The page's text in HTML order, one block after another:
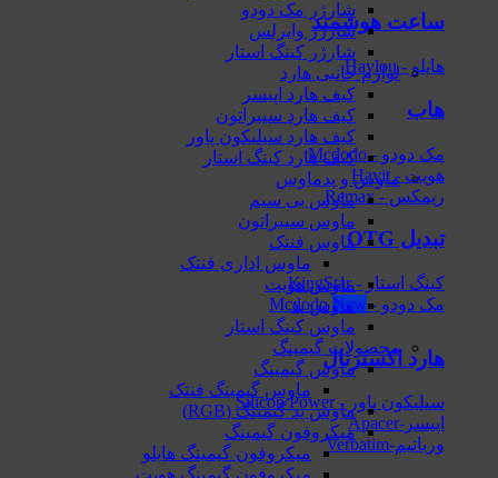
ساعت هوشمند
هایلو - Haylou
هاب
مک دودو - Mcdodo
هویت - Havit
ریمکس - Remax
تبدیل OTG
کینگ استار - KingStar
مک دودو - Mcdodo
هارد اکسترنال
سیلیکون پاور - Silicon Power
اپیسر-Apacer
ورباتیم-Verbatim
شارژر مک دودو
شارژر وایرلس
شارژر کینگ استار
لوازم جانبی هارد
کیف هارد اپیسر
کیف هارد سیبراتون
کیف هارد سیلیکون پاور
کیف هارد کینگ استار
ماوس و پدماوس
ماوس بی سیم
ماوس سیبراتون
ماوس فنتک
ماوس اداری فنتک
ماوس هویت
ماوس پد
ماوس کینگ استار
محصولات گیمینگ
ماوس گیمینگ
ماوس گیمینگ فنتک
ماوس‌ پد گیمینگ (RGB)
میکروفون گیمینگ
میکروفون گیمینگ هایلو